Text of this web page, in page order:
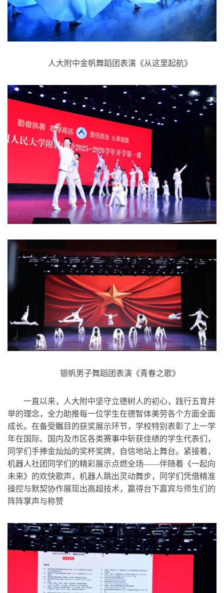
人大附中金帆舞蹈团表演《从这里起航》
银帆男子舞蹈团表演《青春之歌》
一直以来，人大附中坚守立德树人的初心，践行五育并
举的理念，全力助推每一位学生在德智体美劳各个方面全面
成长。在备受瞩目的获奖展示环节，学校特别表彰了上一学
年在国际、国内及市区各类赛事中斩获佳绩的学生代表们，
同学们手捧金灿灿的奖杯奖牌，自信地站上舞台。紧接着，
机器人社团同学们的精彩展示点燃全场——伴随着《一起向
未来》的欢快歌声，机器人跳出灵动舞步，同学们凭借精准
操控与默契协作展现出高超技术，赢得台下嘉宾与师生们的
阵阵掌声与称赞